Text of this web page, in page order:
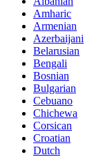
Amharic
Armenian
Azerbaijani
Belarusian
Bengali
Bosnian
Bulgarian
Cebuano
Chichewa
Corsican
Croatian
Dutch